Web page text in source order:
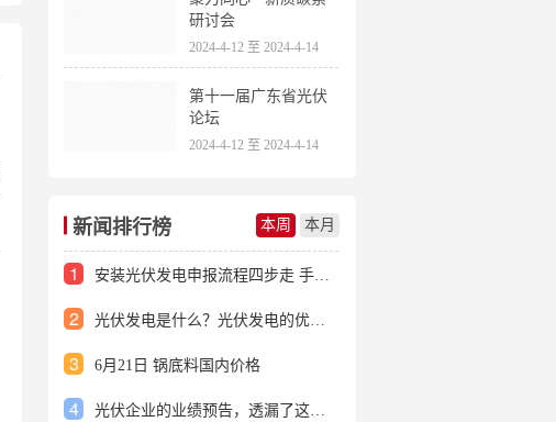
研讨会
2024-4-12 至 2024-4-14
第十一届广东省光伏
论坛
2024-4-12 至 2024-4-14
新闻排行榜 本周 本月
1 安装光伏发电申报流程四步走 手把手教你装起光伏电站
2 光伏发电是什么？光伏发电的优缺点有哪些？
3 6月21日 锅底料国内价格
4 光伏企业的业绩预告，透漏了这些信号